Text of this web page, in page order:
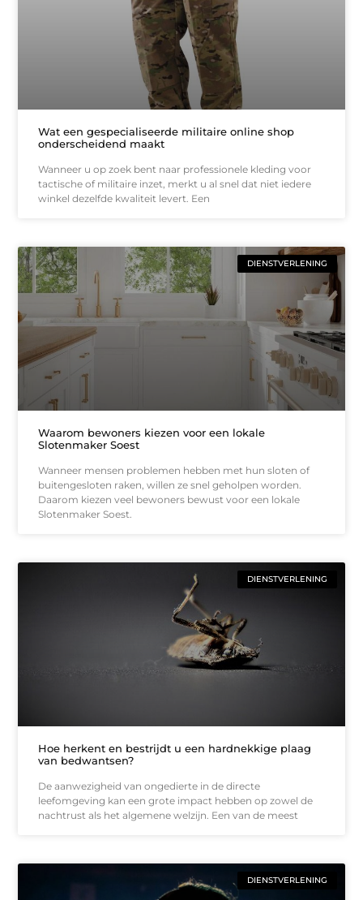
Wat een gespecialiseerde militaire online shop
onderscheidend maakt
Wanneer u op zoek bent naar professionele kleding voor
tactische of militaire inzet, merkt u al snel dat niet iedere
winkel dezelfde kwaliteit levert. Een
DIENSTVERLENING
Waarom bewoners kiezen voor een lokale
Slotenmaker Soest
Wanneer mensen problemen hebben met hun sloten of
buitengesloten raken, willen ze snel geholpen worden.
Daarom kiezen veel bewoners bewust voor een lokale
Slotenmaker Soest.
DIENSTVERLENING
Hoe herkent en bestrijdt u een hardnekkige plaag
van bedwantsen?
De aanwezigheid van ongedierte in de directe
leefomgeving kan een grote impact hebben op zowel de
nachtrust als het algemene welzijn. Een van de meest
DIENSTVERLENING